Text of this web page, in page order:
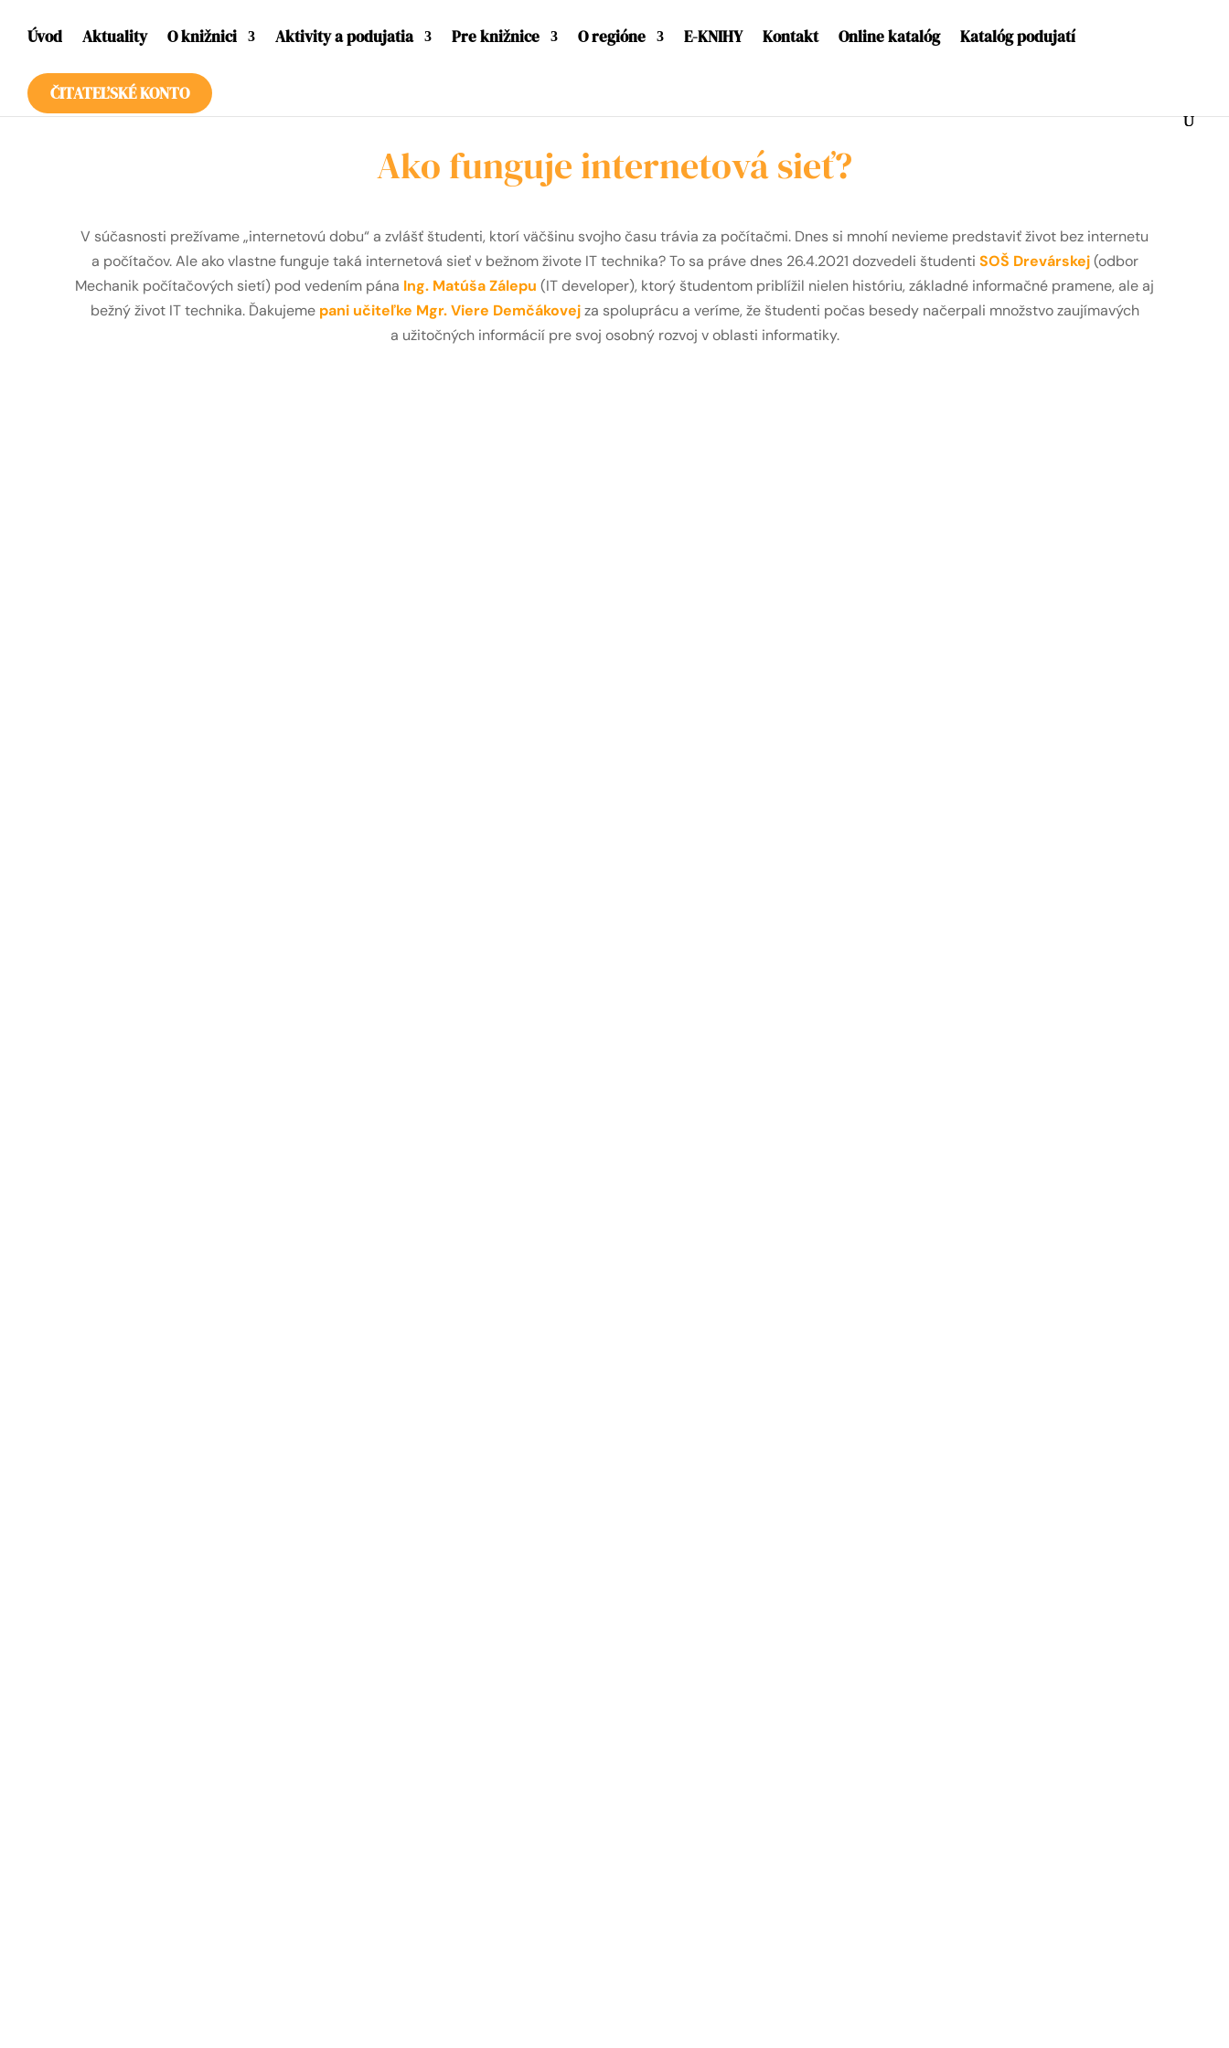
Úvod Aktuality O knižnici Aktivity a podujatia Pre knižnice O regióne E-KNIHY Kontakt Online katalóg Katalóg podujatí
ČITATEĽSKÉ KONTO
Ako funguje internetová sieť?
V súčasnosti prežívame „internetovú dobu“ a zvlášť študenti, ktorí väčšinu svojho času trávia za počítačmi. Dnes si mnohí nevieme predstaviť život bez internetu
a počítačov. Ale ako vlastne funguje taká internetová sieť v bežnom živote IT technika? To sa práve dnes 26.4.2021 dozvedeli študenti SOŠ Drevárskej(odbor
Mechanik počítačových sietí) pod vedením pána Ing. Matúša Zálepu (IT developer), ktorý študentom priblížil nielen históriu, základné informačné pramene, ale aj
bežný život IT technika. Ďakujeme pani učiteľke Mgr. Viere Demčákovejza spoluprácu a veríme, že študenti počas besedy načerpali množstvo zaujímavých
a užitočných informácií pre svoj osobný rozvoj v oblasti informatiky.